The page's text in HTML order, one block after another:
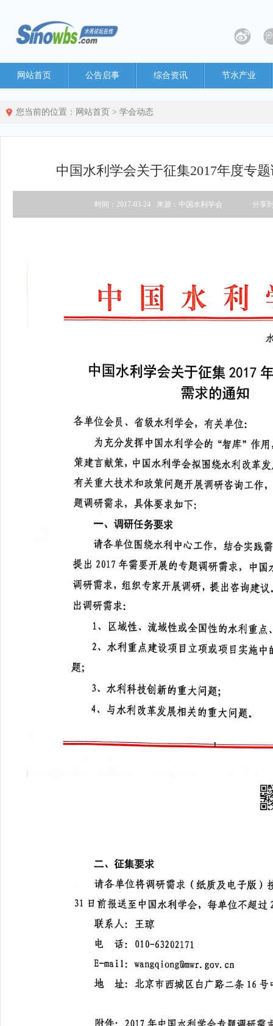
网站首页 公告启事 综合资讯 节水产业
您当前的位置： 网站首页 > 学会动态
中国水利学会关于征集2017年度专
时间：2017-03-24 来源：中国水利学会 分享